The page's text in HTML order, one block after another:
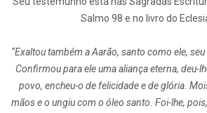
Salmo 98 e no livro do
“Exaltou também a Aarão, santo como ele,
Confirmou para ele uma aliança eterna, deu-
povo, encheu-o de felicidade e de glória.
mãos e o ungiu com o óleo santo. Foi-lhe,